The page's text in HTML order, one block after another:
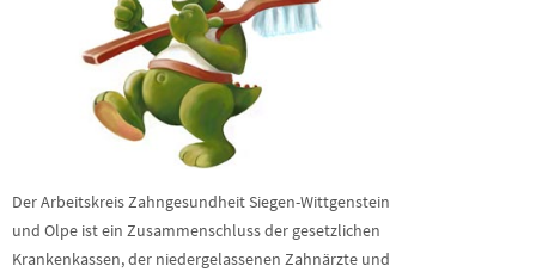
Der Arbeitskreis Zahngesundheit Siegen-Wittgenstein
und Olpe ist ein Zusammenschluss der gesetzlichen
Krankenkassen, der niedergelassenen Zahnärzte und